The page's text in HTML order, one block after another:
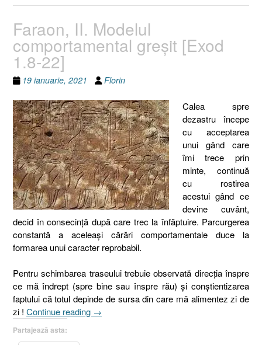
Faraon, II. Modelul
comportamental greşit [Exod
1.8-22]
19 ianuarie, 2021 Florin
Calea spre
dezastru începe
cu acceptarea
unui gând care
îmi trece prin
minte, continuă
cu rostirea
acestui gând ce
devine cuvânt,
decid în consecinţă după care trec la înfăptuire. Parcurgerea
constantă a aceleaşi cărări comportamentale duce la
formarea unui caracter reprobabil.
Pentru schimbarea traseului trebuie observată direcţia înspre
ce mă îndrept (spre bine sau înspre rău) şi conştientizarea
faptului că totul depinde de sursa din care mă alimentez zi de
zi ! Continue reading „Faraon,
→
Partajează asta: